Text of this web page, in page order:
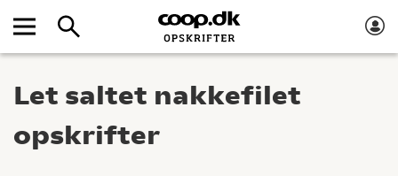
Let saltet nakkefilet
opskrifter